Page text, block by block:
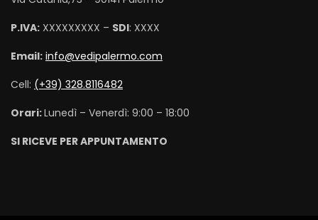
P.IVA: XXXXXXXXX – SDI: XXXX
Email: info@vedipalermo.com
Cell: (+39) 328.8116482
Orari:Lunedì – Venerdì: 9:00 – 18:00
SI RICEVE PER APPUNTAMENTO